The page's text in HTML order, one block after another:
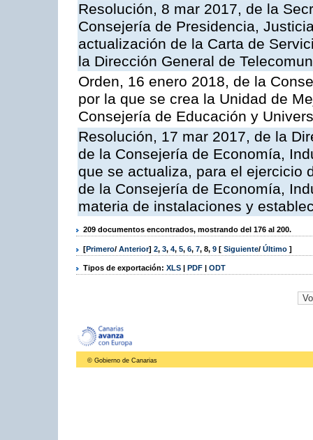
Resolución, 8 mar 2017, de la
Consejería de Presidencia,
actualización de la Carta de
la Dirección General de
Orden, 16 enero 2018, de la
por la que se crea la Unidad de
Consejería de Educación y
Resolución, 17 mar 2017, de la
de la Consejería de Economía,
que se actualiza, para el ejercicio
de la Consejería de Economía,
materia de instalaciones y
209 documentos encontrados, mostrando del 176 al 200.
[Primero/ Anterior] 2, 3, 4, 5, 6, 7, 8, 9 [ Siguiente/ Último ]
Tipos de exportación: XLS | PDF | ODT
© Gobierno de Canarias